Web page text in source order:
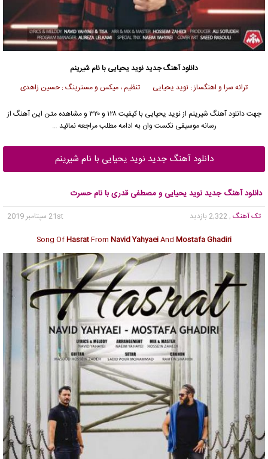
دانلود آهنگ جدیدنوید یحیایی با نام شیرینم
ترانه سرا و اهنگساز : نوید یحیایی تنظیم ، میکس و مسترینگ : حسین زاهدی
جهت دانلود آهنگ شیرینم از نوید یحیایی با کیفیت ۱۲۸ و ۳۲۰ و مشاهده متن این آهنگ از
رسانه موسیقی نکست وان به ادامه مطلب مراجعه نمائید …
دانلود آهنگ جدید نوید یحیایی با نام شیرینم
دانلود آهنگ جدید نوید یحیایی و مصطفی قدری با نام حسرت
تک آهنگ , 2,322 بازدید
21st سپتامبر 2019
Song OfHasratFrom Navid YahyaeiAnd Mostafa Ghadiri